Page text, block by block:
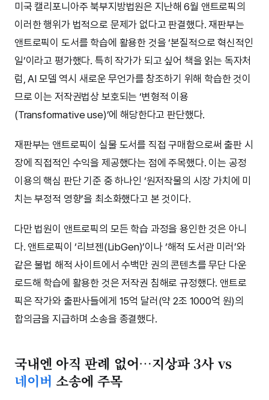
미국 캘리포니아주 북부지방법원은 지난해 6월 앤트로픽의
이러한 행위가 법적으로 문제가 없다고 판결했다. 재판부는
앤트로픽이 도서를 학습에 활용한 것을 ‘본질적으로 혁신적인
일’이라고 평가했다. 특히 작가가 되고 싶어 책을 읽는 독자처
럼, AI 모델 역시 새로운 무언가를 창조하기 위해 학습한 것이
므로 이는 저작권법상 보호되는 ‘변형적 이용
(Transformative use)’에 해당한다고 판단했다.
재판부는 앤트로픽이 실물 도서를 직접 구매함으로써 출판 시
장에 직접적인 수익을 제공했다는 점에 주목했다. 이는 공정
이용의 핵심 판단 기준 중 하나인 ‘원저작물의 시장 가치에 미
치는 부정적 영향’을 최소화했다고 본 것이다.
다만 법원이 앤트로픽의 모든 학습 과정을 용인한 것은 아니
다. 앤트로픽이 ‘리브젠(LibGen)’이나 ‘해적 도서관 미러’와
같은 불법 해적 사이트에서 수백만 권의 콘텐츠를 무단 다운
로드해 학습에 활용한 것은 저작권 침해로 규정했다. 앤트로
픽은 작가와 출판사들에게 15억 달러(약 2조 1000억 원)의
합의금을 지급하며 소송을 종결했다.
국내엔 아직 판례 없어…지상파 3사 vs
네이버 소송에 주목